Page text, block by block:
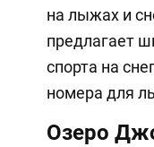
на лыжах и
предлагает
спорта на
номера для
Озеро